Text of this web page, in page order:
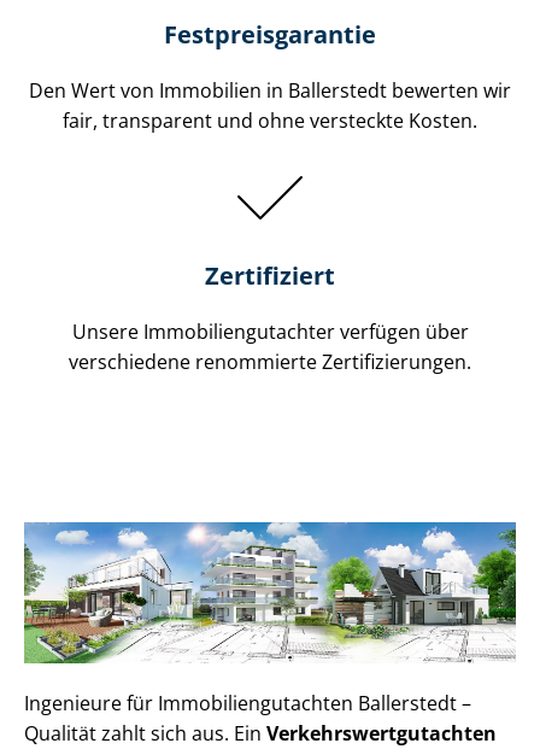
Festpreis​garantie
Den Wert von Immobilien in Ballerstedt bewerten wir
fair, transparent und ohne versteckte Kosten.
Zertifiziert
Unsere Immobilien­gutachter verfügen über
verschiedene renommierte Zer­ti­fi­zie­run­gen.
Ingenieure für Im­mo­bi­li­en­gut­ach­ten Ballerstedt –
Qualität zahlt sich aus. Ein Ver­kehrs­wert­gut­ach­ten